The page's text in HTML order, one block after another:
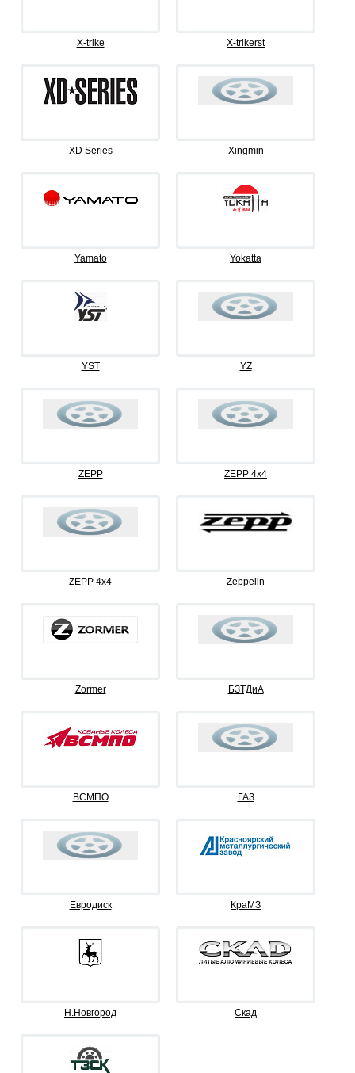
X-trike X-trikerst
XD Series Xingmin
Yamato Yokatta
YST YZ
ZEPP ZEPP 4x4
ZEPP 4х4 Zeppelin
Zormer БЗТДиА
ВСМПО ГАЗ
Евродиск КраМЗ
Н.Новгород Скад